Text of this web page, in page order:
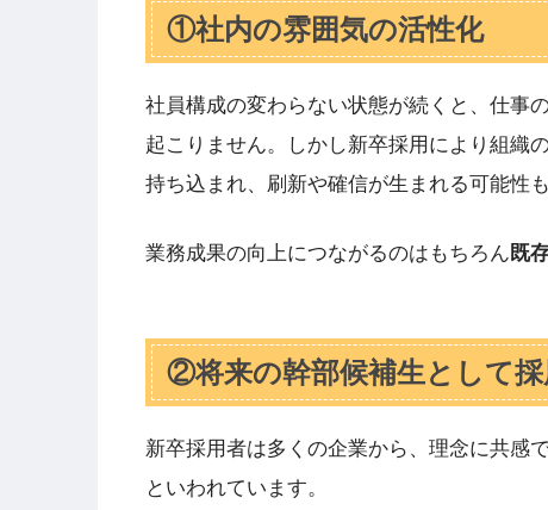
①社内の雰囲気の活性化
社員構成の変わらない状態が続くと、仕事
起こりません。しかし新卒採用により組織
持ち込まれ、刷新や確信が生まれる可能性
業務成果の向上につながるのはもちろん既
②将来の幹部候補生として採
新卒採用者は多くの企業から、理念に共感
といわれています。